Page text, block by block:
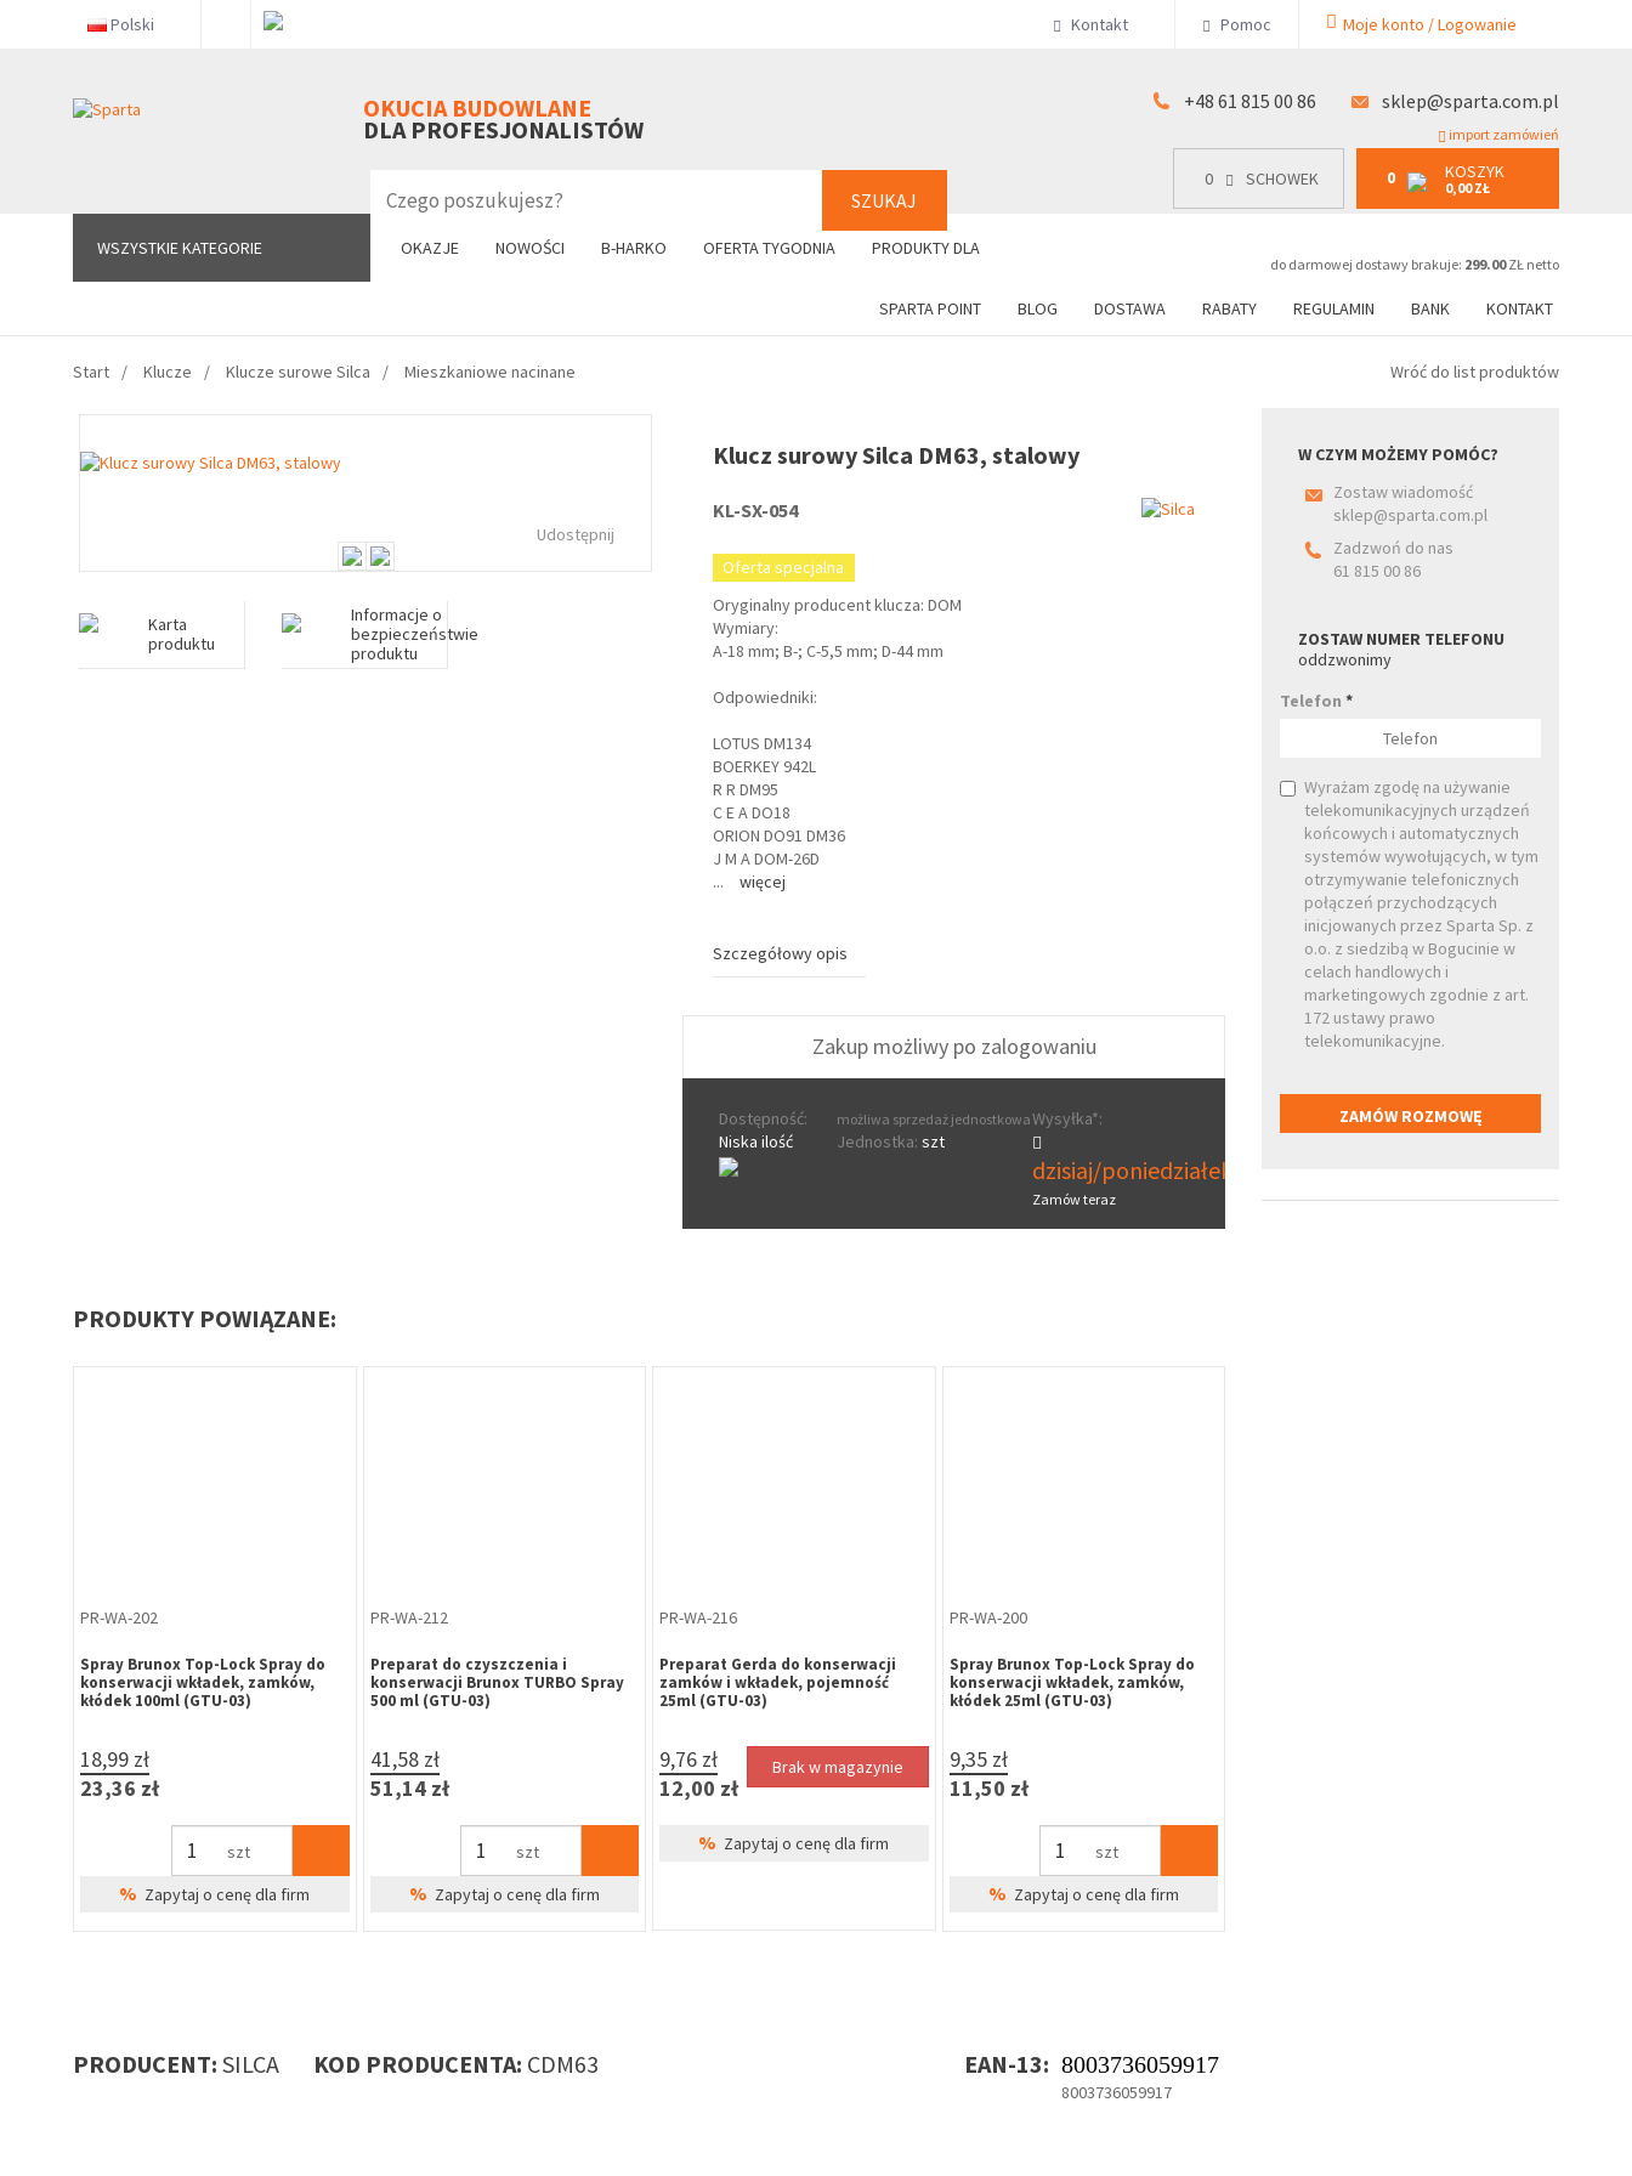
Polski Kontakt Pomoc Moje konto / Logowanie
OKUCIA BUDOWLANE
DLA PROFESJONALISTÓW
SZUKAJ
+48 61 815 00 86 sklep@sparta.com.pl
import zamówień
0 SCHOWEK 0 KOSZYK
0,00 ZŁ
do darmowej dostawy brakuje: 299.00ZŁ netto
WSZYSTKIE KATEGORIE OKAZJE NOWOŚCI B-HARKO OFERTA TYGODNIA PRODUKTY DLA
SPARTA POINT BLOG DOSTAWA RABATY REGULAMIN BANK KONTAKT
WSZYSTKIE KATEGORIE 0 SCHOWEK 0 KOSZYK
0,00 ZŁ
+48 61 815 00 86
Start Klucze Klucze surowe Silca Mieszkaniowe nacinane Wróć do list produktów
Udostępnij
Karta
produktu
Informacje o
bezpieczeństwie
produktu
Klucz surowy Silca DM63, stalowy
KL-SX-054
Oferta specjalna
Oryginalny producent klucza: DOM
Wymiary:
A-18 mm; B-; C-5,5 mm; D-44 mm
Odpowiedniki:
LOTUS DM134
BOERKEY 942L
R R DM95
C E A DO18
ORION DO91 DM36
J M A DOM-26D
...
więcej
Szczegółowy opis
Zakup możliwy po zalogowaniu
Dostępność:
Niska ilość
możliwa sprzedaż jednostkowa
Jednostka: szt
Wysyłka*:
dzisiaj/poniedziałek
Zamów teraz
PRODUKTY POWIĄZANE:
PR-WA-202
Spray Brunox Top-Lock Spray do
konserwacji wkładek, zamków,
kłódek 100ml (GTU-03)
18,99 zł
23,36 zł
szt
% Zapytaj o cenę dla firm
PR-WA-212
Preparat do czyszczenia i
konserwacji Brunox TURBO Spray
500 ml (GTU-03)
41,58 zł
51,14 zł
szt
% Zapytaj o cenę dla firm
PR-WA-216
Preparat Gerda do konserwacji
zamków i wkładek, pojemność
25ml (GTU-03)
9,76 zł
12,00 zł
Brak w magazynie
% Zapytaj o cenę dla firm
PR-WA-200
Spray Brunox Top-Lock Spray do
konserwacji wkładek, zamków,
kłódek 25ml (GTU-03)
9,35 zł
11,50 zł
szt
% Zapytaj o cenę dla firm
PRODUCENT: SILCA KOD PRODUCENTA: CDM63 EAN-13: 8003736059917
8003736059917
W CZYM MOŻEMY POMÓC?
Zostaw wiadomość
sklep@sparta.com.pl
Zadzwoń do nas
61 815 00 86
ZOSTAW NUMER TELEFONU
oddzwonimy
Telefon*
Wyrażam zgodę na używanie
telekomunikacyjnych urządzeń
końcowych i automatycznych
systemów wywołujących, w tym
otrzymywanie telefonicznych
połączeń przychodzących
inicjowanych przez Sparta Sp. z
o.o. z siedzibą w Bogucinie w
celach handlowych i
marketingowych zgodnie z art.
172 ustawy prawo
telekomunikacyjne.